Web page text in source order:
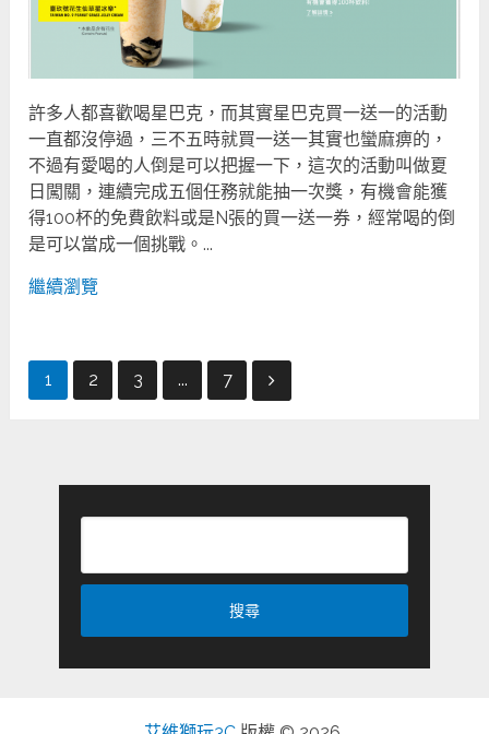
許多人都喜歡喝星巴克，而其實星巴克買一送一的活動
一直都沒停過，三不五時就買一送一其實也蠻麻痹的，
不過有愛喝的人倒是可以把握一下，這次的活動叫做夏
日闖關，連續完成五個任務就能抽一次獎，有機會能獲
得100杯的免費飲料或是N張的買一送一券，經常喝的倒
是可以當成一個挑戰。...
繼續瀏覽
文
1 2 3 ... 7